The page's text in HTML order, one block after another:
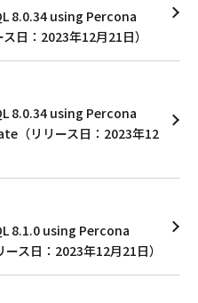
8.0.34 using Percona
日：2023年12月21日）
8.0.34 using Percona
（リリース日：2023年12
8.1.0 using Percona
ス日：2023年12月21日）